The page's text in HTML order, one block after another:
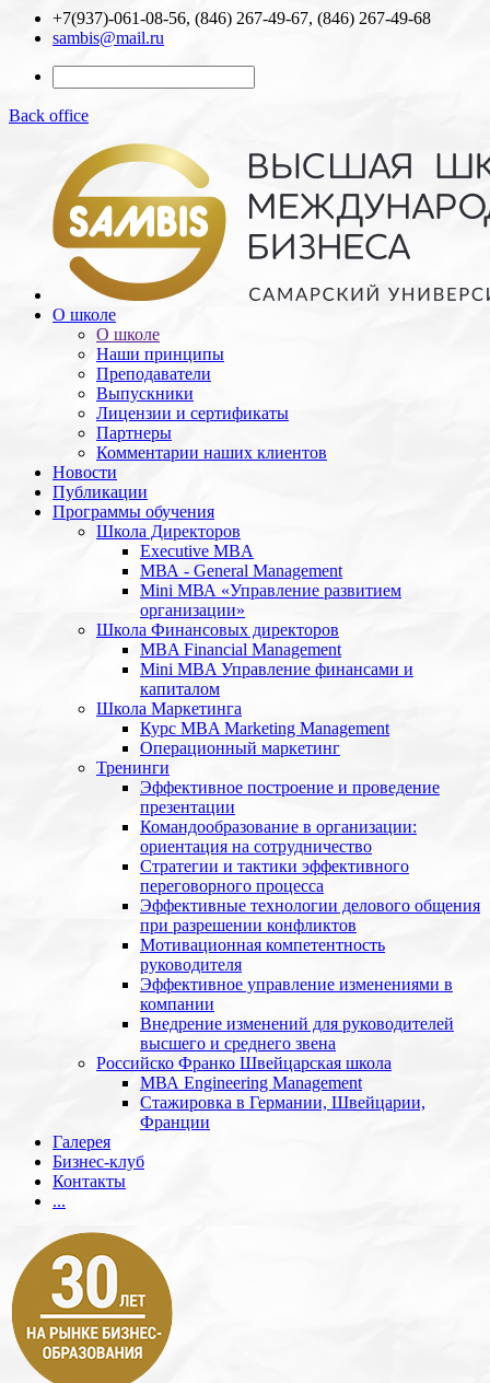
+7(937)-061-08-56, (846) 267-49-67, (846) 267-49-68
sambis@mail.ru
Back office
О школе
О школе
Наши принципы
Преподаватели
Выпускники
Лицензии и cертификаты
Партнеры
Комментарии наших клиентов
Новости
Публикации
Программы обучения
Школа Директоров
Executive MBA
МВА - General Management
Mini МВА «Управление развитием
организации»
Школа Финансовых директоров
MBA Financial Management
Mini MBA Управление финансами и
капиталом
Школа Маркетинга
Курс MBA Marketing Management
Операционный маркетинг
Тренинги
Эффективное построение и проведение
презентации
Командообразование в организации:
ориентация на сотрудничество
Стратегии и тактики эффективного
переговорного процесса
Эффективные технологии делового общения
при разрешении конфликтов
Мотивационная компетентность
руководителя
Эффективное управление изменениями в
компании
Внедрение изменений для руководителей
высшего и среднего звена
Российско Франко Швейцарская школа
МВА Engineering Management
Стажировка в Германии, Швейцарии,
Франции
Галерея
Бизнес-клуб
Контакты
...